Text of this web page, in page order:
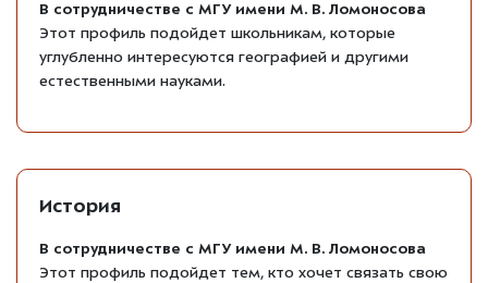
В сотрудничестве с МГУ имени М. В. Ломоносова
Этот профиль подойдет школьникам, которые
углубленно интересуются географией и другими
естественными науками.
История
В сотрудничестве с МГУ имени М. В. Ломоносова
Этот профиль подойдет тем, кто хочет связать свою